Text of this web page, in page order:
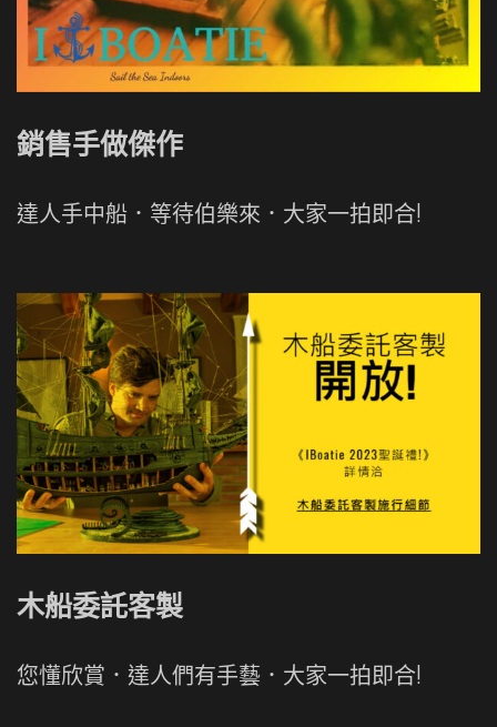
銷售手做傑作
達人手中船．等待伯樂來．大家一拍即合!
木船委託客製
您懂欣賞．達人們有手藝．大家一拍即合!